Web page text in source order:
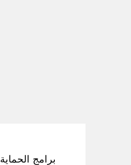
برامج الحماية